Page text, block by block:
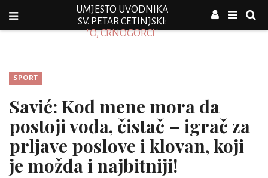
UMJESTO UVODNIKA
SV. PETAR CETINJSKI:
"O, CRNOGORCI"
SPORT
Savić: Kod mene mora da
postoji vođa, čistač – igrač za
prljave poslove i klovan, koji
je možda i najbitniji!